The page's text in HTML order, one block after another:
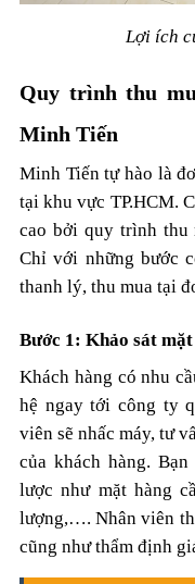
Lợi ích
Quy trình thu
Minh Tiến
Minh Tiến tự hào là
tại khu vực TP.HCM.
cao bởi quy trình thu
Chỉ với những bước
thanh lý, thu mua tại
Bước 1: Khảo sát mặt
Khách hàng có nhu
hệ ngay tới công ty
viên sẽ nhấc máy, tư
của khách hàng.
lược như mặt hàng
lượng,…. Nhân viên
cũng như thẩm định